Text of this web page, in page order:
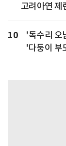
고려아연 제
10
'독수리 오
'다둥이 부